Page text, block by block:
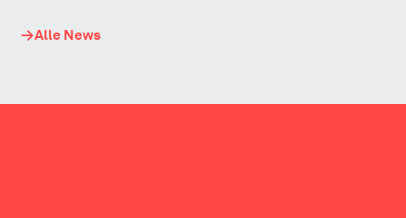
Alle News